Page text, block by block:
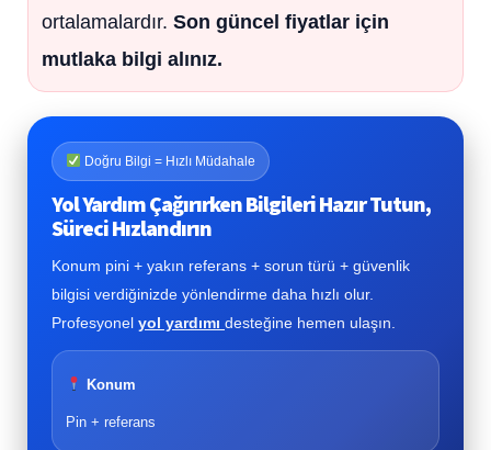
ortalamalardır. Son güncel fiyatlar için
mutlaka bilgi alınız.
Doğru Bilgi = Hızlı Müdahale
Yol Yardım Çağırırken Bilgileri Hazır Tutun,
Süreci Hızlandırın
Konum pini + yakın referans + sorun türü + güvenlik
bilgisi verdiğinizde yönlendirme daha hızlı olur.
Profesyonel yol yardımı desteğine hemen ulaşın.
Konum
Pin + referans